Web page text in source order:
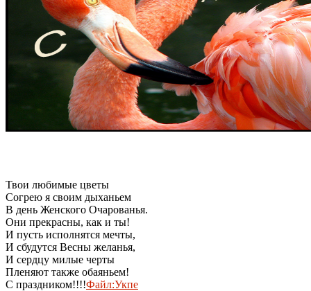
Твои любимые цветы
Согрею я своим дыханьем
В день Женского Очарованья.
Они прекрасны, как и ты!
И пусть исполнятся мечты,
И сбудутся Весны желанья,
И сердцу милые черты
Пленяют также обаяньем!
С праздником!!!!Файл:Укпе